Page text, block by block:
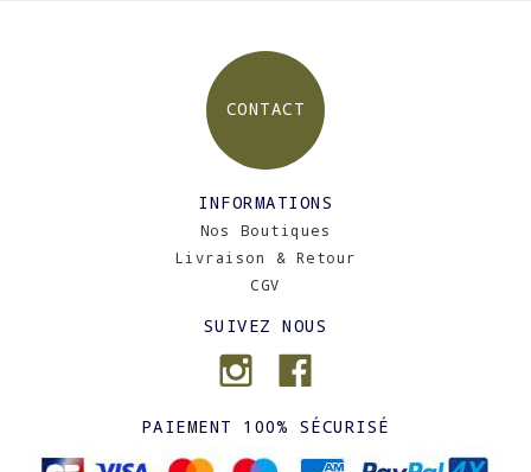
CONTACT
INFORMATIONS
Nos Boutiques
Livraison & Retour
CGV
SUIVEZ NOUS
PAIEMENT 100% SÉCURISÉ